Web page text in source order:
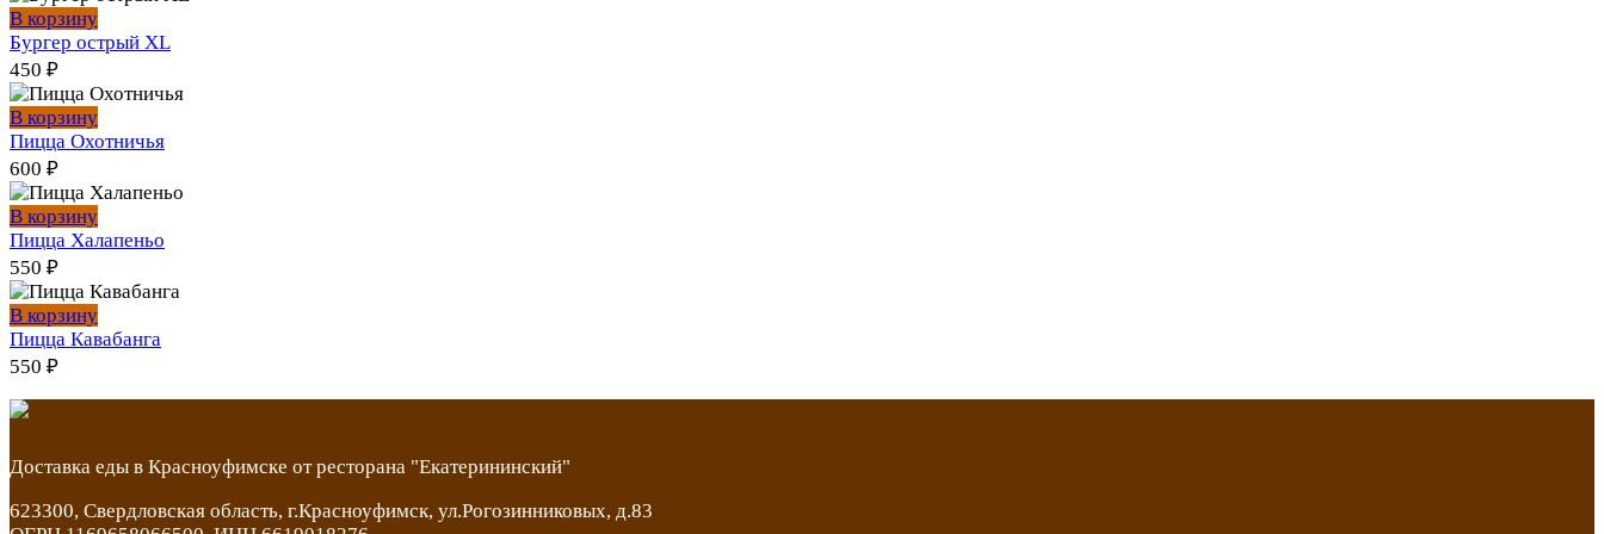
В корзину
Бургер острый XL
450 ₽
В корзину
Пицца Охотничья
600 ₽
В корзину
Пицца Халапеньо
550 ₽
В корзину
Пицца Кавабанга
550 ₽
Доставка еды в Красноуфимске от ресторана "Екатерининский"
623300, Свердловская область, г.Красноуфимск, ул.Рогозинниковых, д.83